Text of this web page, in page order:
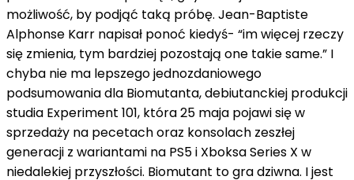
możliwość, by podjąć taką próbę. Jean-Baptiste
Alphonse Karr napisał ponoć kiedyś- “im więcej rzeczy
się zmienia, tym bardziej pozostają one takie same.” I
chyba nie ma lepszego jednozdaniowego
podsumowania dla Biomutanta, debiutanckiej produkcji
studia Experiment 101, która 25 maja pojawi się w
sprzedaży na pecetach oraz konsolach zeszłej
generacji z wariantami na PS5 i Xboksa Series X w
niedalekiej przyszłości. Biomutant to gra dziwna. I jest